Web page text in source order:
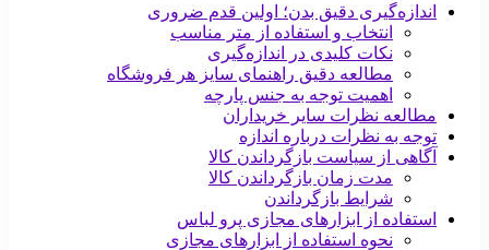
اندازه‌گیری دقیق بدن؛ اولین قدم ضروری
انتخاب و استفاده از متر مناسب
نکات کلیدی در اندازه‌گیری
مطالعه دقیق راهنمای سایز هر فروشگاه
اهمیت توجه به جنس پارچه
مطالعه نظرات سایر خریداران
توجه به نظرات درباره اندازه
آگاهی از سیاست بازگرداندن کالا
مدت زمان بازگرداندن کالا
شرایط بازگرداندن
استفاده از ابزارهای مجازی پرو لباس
نحوه استفاده از ابزارهای مجازی